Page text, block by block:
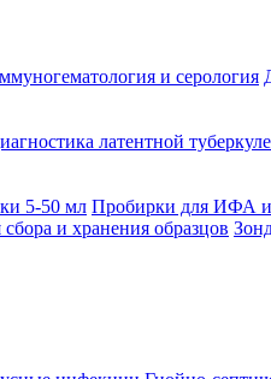
и серология
латентной
5-50 мл Пробирки для ИФА и
и хранения образцов